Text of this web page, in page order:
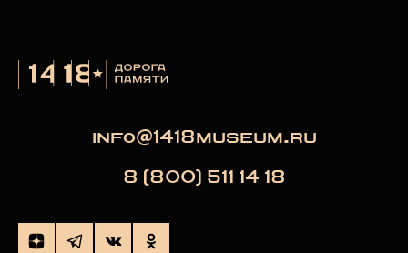
info@1418museum.ru
8 (800) 511 14 18